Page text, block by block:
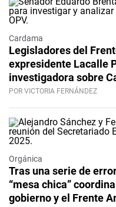
Cardama
Legisladores del
expresidente Lacalle
investigadora sobre
POR VICTORIA FERNÁNDEZ
Orgánica
Tras una serie de
“mesa chica”
gobierno y el Frente